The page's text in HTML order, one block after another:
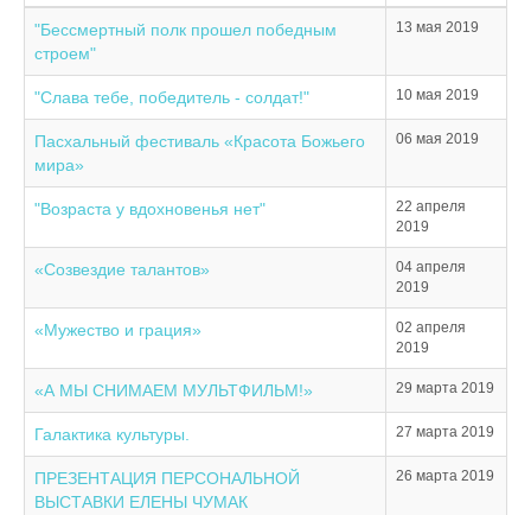
"Бессмертный полк прошел победным
строем"
13 мая 2019
"Слава тебе, победитель - солдат!" 10 мая 2019
Пасхальный фестиваль «Красота Божьего
мира»
06 мая 2019
"Возраста у вдохновенья нет"
22 апреля
2019
«Созвездие талантов»
04 апреля
2019
«Мужество и грация»
02 апреля
2019
«А МЫ СНИМАЕМ МУЛЬТФИЛЬМ!» 29 марта 2019
Галактика культуры. 27 марта 2019
ПРЕЗЕНТАЦИЯ ПЕРСОНАЛЬНОЙ
ВЫСТАВКИ ЕЛЕНЫ ЧУМАК
26 марта 2019